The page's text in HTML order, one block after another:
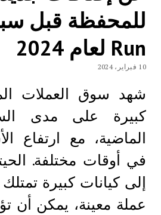
Run لعام 2024
10 فبراير، 2024
شهد سوق العملات
كبيرة على مدى
الماضية، مع ارتفاع
في أوقات مختلفة.
إلى كيانات كبيرة
عملة معينة، يمكن أن